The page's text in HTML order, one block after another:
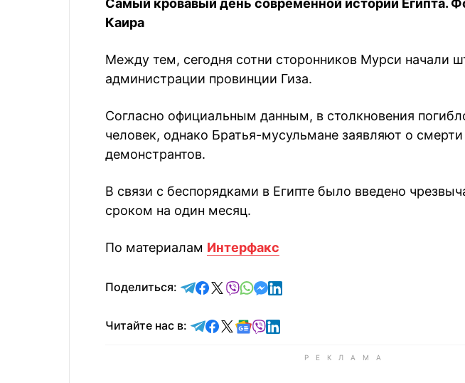
Самый кровавый день современной истории Египта.
Каира
Между тем, сегодня сотни сторонников Мурси начали
администрации провинции Гиза.
Согласно официальным данным, в столкновения
человек, однако Братья-мусульмане заявляют о
демонстрантов.
В связи с беспорядками в Египте было введено
сроком на один месяц.
По материалам Интерфакс
Поделиться: отправить в Telegram
поделиться в Facebook
поделиться в X
отправить в Viber
отправить в Whatsapp
отправить в Messenger
отправить в LinkedIn
Читайте нас в: Читайте в Telegram
Читайте в Facebook
Читайте в X
Читайте в Google news
Читайте в Viber
Читайте в LinkedIn